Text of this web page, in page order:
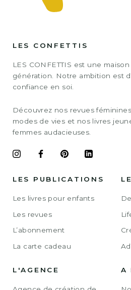
LES CONFETTIS
LES CONFETTIS est une
génération. Notre ambition est
confiance en soi.
Découvrez nos revues
modes de vies et nos livres
femmes audacieuses.
LES PUBLICATIONS
Les livres pour enfants
Les revues
L’abonnement
La carte cadeau
L'AGENCE A